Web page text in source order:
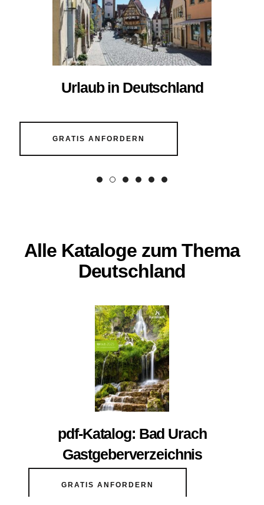
Urlaub in Deutschland
GRATIS ANFORDERN
Alle Kataloge zum Thema
Deutschland
pdf-Katalog: Bad Urach
Gastgeberverzeichnis
GRATIS ANFORDERN